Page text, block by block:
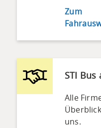
Zum
STI Bus
Alle
uns.